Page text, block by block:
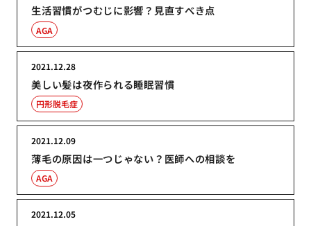
生活習慣がつむじに影響？見直すべき点
AGA
美しい髪は夜作られる睡眠習慣
2021.12.28
円形脱毛症
薄毛の原因は一つじゃない？医師への相談を
2021.12.09
AGA
2021.12.05